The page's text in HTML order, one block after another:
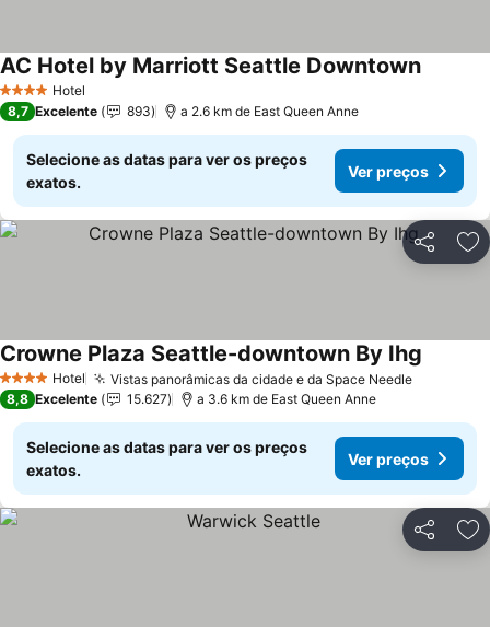
4 EstrelasHotel
AC Hotel by Marriott Seattle Downtown
8,7 Excelente 893 a 2.6 km de East Queen Anne
Selecione as datas para ver os preços
exatos.
Ver preços
Partilhar
4 EstrelasHotel Vistas panorâmicas da cidade e da Space Needle
Crowne Plaza Seattle-downtown By Ihg
8,8 Excelente 15.627 a 3.6 km de East Queen Anne
Selecione as datas para ver os preços
exatos.
Ver preços
Partilhar